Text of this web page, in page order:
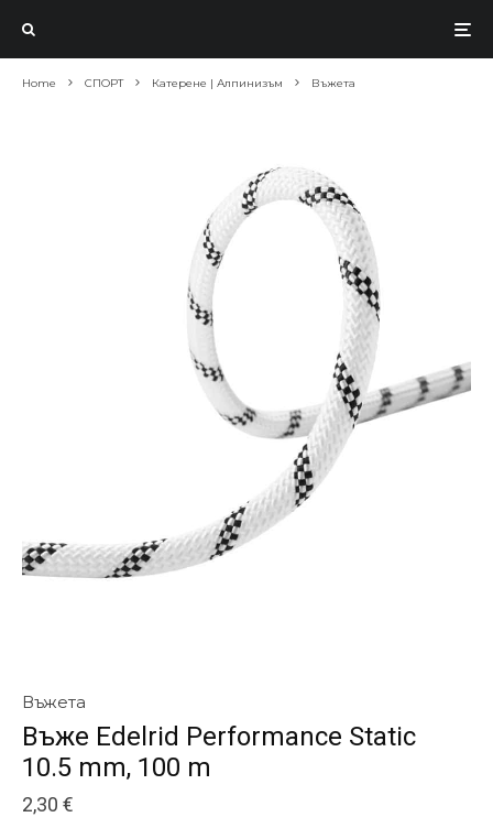
Home СПОРТ Катерене | Алпинизъм Въжета
Въжета
Въже Edelrid Performance Static
10.5 mm, 100 m
2,30 €